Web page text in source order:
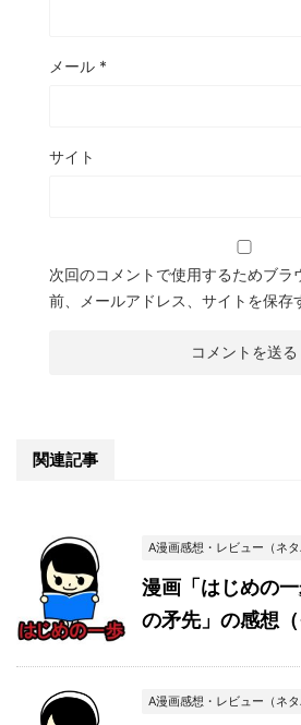
メール *
サイト
次回のコメントで使用するためブラ
前、メールアドレス、サイトを保存
関連記事
A漫画感想・レビュー（ネタ
漫画「はじめの
の矛先」の感想
A漫画感想・レビュー（ネタ